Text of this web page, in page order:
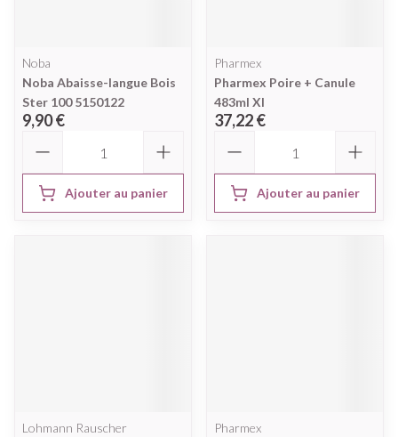
Noba
Noba Abaisse-langue Bois
Ster 100 5150122
9,90 €
Ajouter au panier
Pharmex
Pharmex Poire + Canule
483ml Xl
37,22 €
Ajouter au panier
Lohmann Rauscher
Pharmex